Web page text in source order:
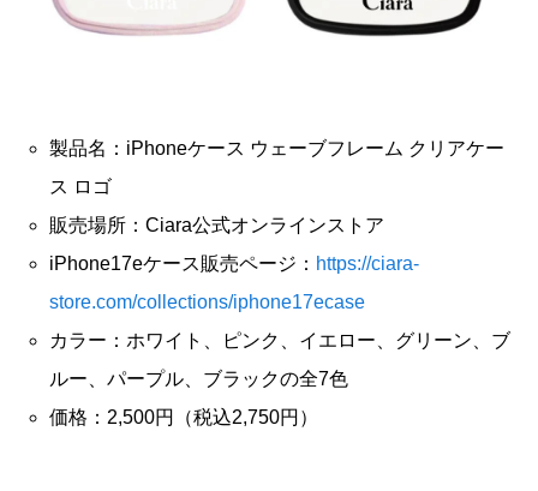
製品名：iPhoneケース ウェーブフレーム クリアケー
ス ロゴ
販売場所：Ciara公式オンラインストア
iPhone17eケース販売ページ： https://ciara-
store.com/collections/iphone17ecase
カラー：ホワイト、ピンク、イエロー、グリーン、ブ
ルー、パープル、ブラックの全7色
価格：2,500円（税込2,750円）